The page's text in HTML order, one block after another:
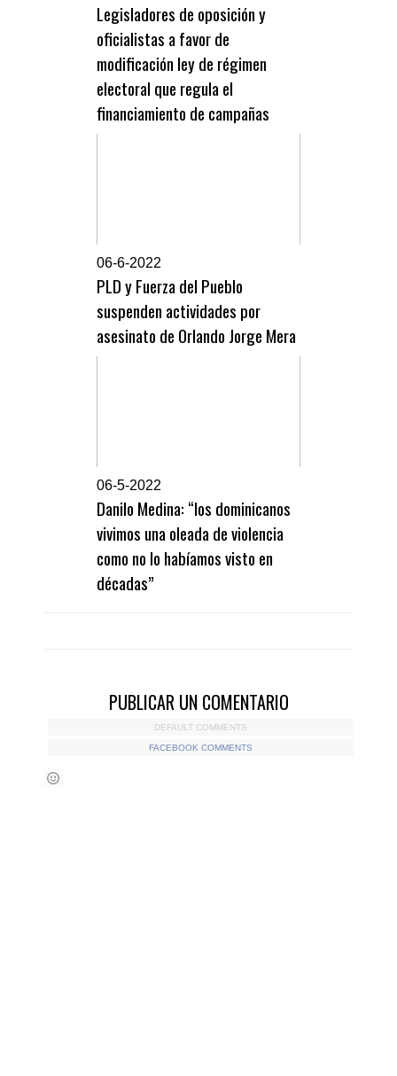
Legisladores de oposición y
oficialistas a favor de
modificación ley de régimen
electoral que regula el
financiamiento de campañas
06-6-2022
PLD y Fuerza del Pueblo
suspenden actividades por
asesinato de Orlando Jorge Mera
06-5-2022
Danilo Medina: “los dominicanos
vivimos una oleada de violencia
como no lo habíamos visto en
décadas”
PUBLICAR UN COMENTARIO
DEFAULT COMMENTS
FACEBOOK COMMENTS